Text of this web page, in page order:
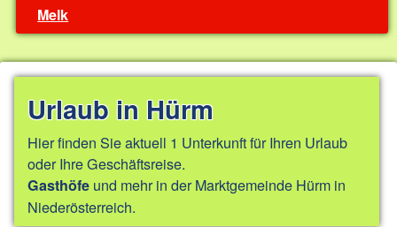
Melk
Urlaub in Hürm
Hier finden Sie aktuell 1 Unterkunft für Ihren Urlaub
oder Ihre Geschäftsreise.
Gasthöfe und mehr in der Marktgemeinde Hürm in
Niederösterreich.